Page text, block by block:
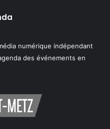
numérique indépendant
des événements en